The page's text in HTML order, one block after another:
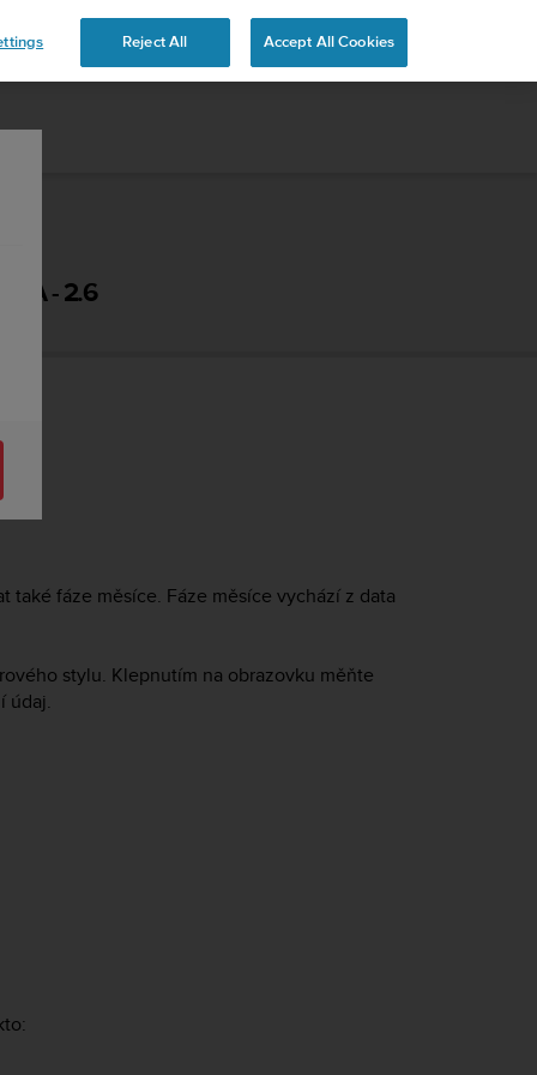
- 2.6
fáze měsíce. Fáze měsíce vychází z data
stylu. Klepnutím na obrazovku měňte
údaj.
Reject All Accept All Cookies